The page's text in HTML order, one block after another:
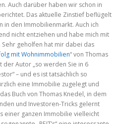
Auch darüber haben wir schon in
Das aktuelle Zinstief beflügelt
in den Immobilienmarkt. Auch ich
nicht entziehen und habe mich mit
geholfen hat mir dabei das
mit Wohnimmobilien“ von Thomas
der Autor „so werden Sie in 6
– und es ist tatsächlich so
eine Immobilie zugelegt und
Buch von Thomas Knedel, in dem
und Investoren-Tricks gelernt
einer ganzen Immobilie vielleicht